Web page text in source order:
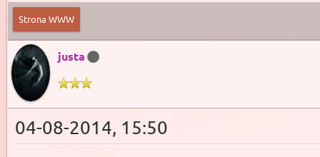
Strona WWW
justa
04-08-2014, 15:50